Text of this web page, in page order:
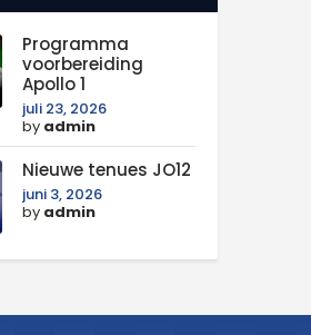
Programma
voorbereiding
Apollo 1
juli 23, 2026
by admin
Nieuwe tenues JO12
juni 3, 2026
by admin